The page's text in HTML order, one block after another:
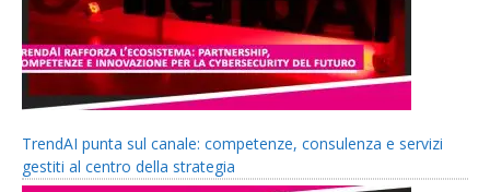
TrendAI punta sul canale: competenze, consulenza e servizi
gestiti al centro della strategia